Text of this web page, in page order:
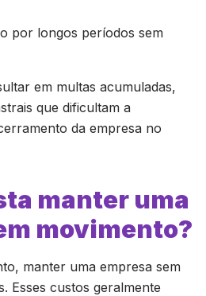
por longos períodos sem
em multas acumuladas,
que dificultam a
da empresa no
manter uma
movimento?
manter uma empresa sem
Esses custos geralmente